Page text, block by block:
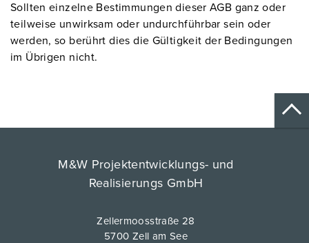
Sollten einzelne Bestimmungen dieser AGB ganz oder
teilweise unwirksam oder undurchführbar sein oder
werden, so berührt dies die Gültigkeit der Bedingungen
im Übrigen nicht.
M&W Projektentwicklungs- und
Realisierungs GmbH
Zellermoosstraße 28
5700 Zell am See